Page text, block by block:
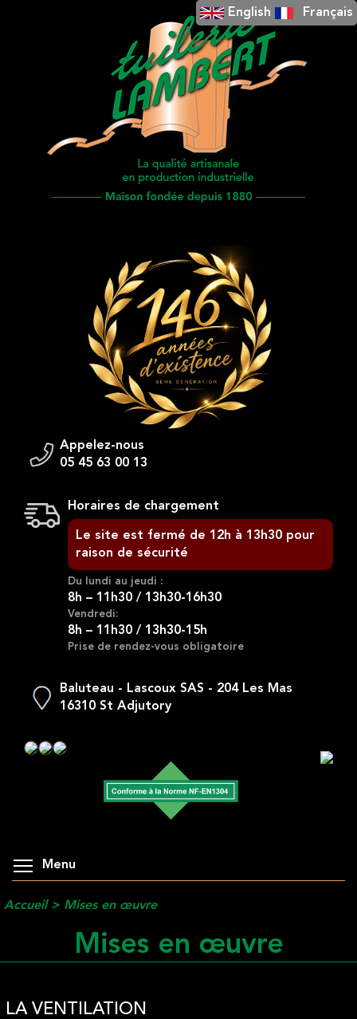
Appelez-nous
05 45 63 00 13
Horaires de chargement
Le site est fermé de 12h à 13h30 pour
raison de sécurité
Du lundi au jeudi :
8h – 11h30 / 13h30-16h30
Vendredi:
8h – 11h30 / 13h30-15h
Prise de rendez-vous obligatoire
Baluteau - Lascoux SAS - 204 Les Mas
16310 St Adjutory
Menu
English Français
Accueil> Mises en œuvre
Mises en œuvre
LA VENTILATION